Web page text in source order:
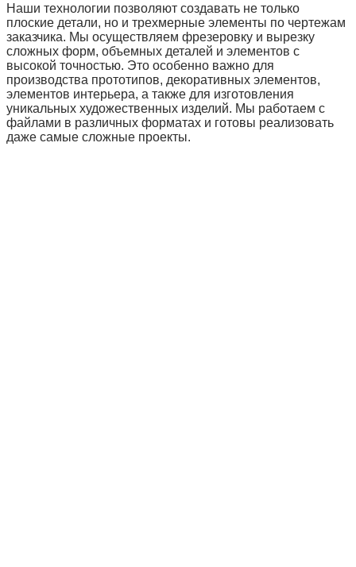
Наши технологии позволяют создавать не только
плоские детали, но и трехмерные элементы по чертежам
заказчика. Мы осуществляем фрезеровку и вырезку
сложных форм, объемных деталей и элементов с
высокой точностью. Это особенно важно для
производства прототипов, декоративных элементов,
элементов интерьера, а также для изготовления
уникальных художественных изделий. Мы работаем с
файлами в различных форматах и готовы реализовать
даже самые сложные проекты.